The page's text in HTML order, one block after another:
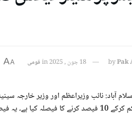
byPak 18 جون , 2025 inقومی A
A
کم کرکے 10 فیصد کرنے کا فیصلہ